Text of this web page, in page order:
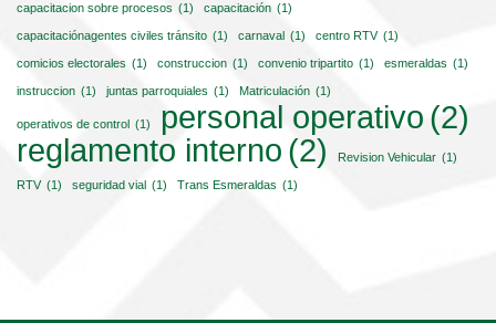
capacitacion sobre procesos (1) capacitación (1)
capacitaciónagentes civiles tránsito (1) carnaval (1) centro RTV (1)
comicios electorales (1) construccion (1) convenio tripartito (1) esmeraldas (1)
instruccion (1) juntas parroquiales (1) Matriculación (1)
operativos de control (1) personal operativo (2)
reglamento interno (2) Revision Vehicular (1)
RTV (1) seguridad vial (1) Trans Esmeraldas (1)